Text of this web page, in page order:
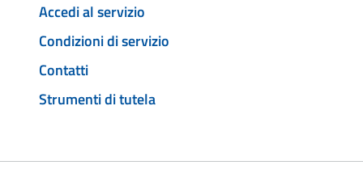
Accedi al servizio
Condizioni di servizio
Contatti
Strumenti di tutela